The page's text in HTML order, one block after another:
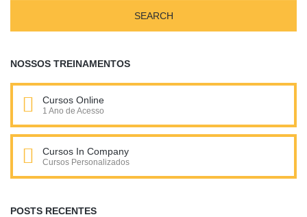
NOSSOS TREINAMENTOS
Cursos Online
1 Ano de Acesso
Cursos In Company
Cursos Personalizados
POSTS RECENTES